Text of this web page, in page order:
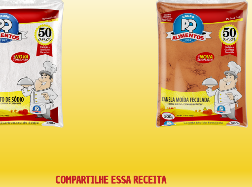
COMPARTILHE ESSA RECEITA